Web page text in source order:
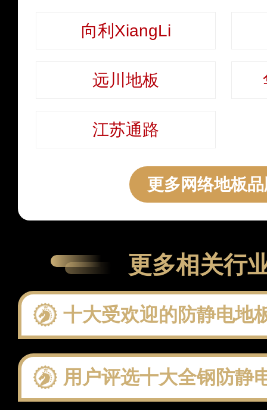
向利XiangLi
远川地板
江苏通路
更多网络地板
更多相关行
十大受欢迎的防静电地板品牌 这些
用户评选十大全钢防静电地板品牌：